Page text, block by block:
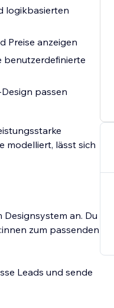
logikbasierten
Preise anzeigen
benutzerdefinierte
passen
modelliert, lässt sich
an. Du
zum passenden
Leads und sende